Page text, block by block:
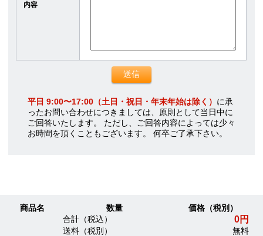
内容
平日 9:00〜17:00（土日・祝日・年末年始は除く） に承
ったお問い合わせにつきましては、原則として当日中に
ご回答いたします。 ただし、ご回答内容によっては少々
お時間を頂くこともございます。 何卒ご了承下さい。
商品名 数量
価格（税別）
合計（税込）
0円
送料（税別）
無料